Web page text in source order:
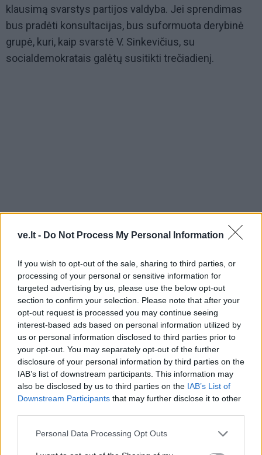
ve.lt - Do Not Process My Personal Information
If you wish to opt-out of the sale, sharing to third parties, or
processing of your personal or sensitive information for
targeted advertising by us, please use the below opt-out
section to confirm your selection. Please note that after your
opt-out request is processed you may continue seeing
interest-based ads based on personal information utilized by
us or personal information disclosed to third parties prior to
your opt-out. You may separately opt-out of the further
disclosure of your personal information by third parties on the
IAB’s list of downstream participants. This information may
also be disclosed by us to third parties on the IAB’s List of
Downstream Participants that may further disclose it to other
Personal Data Processing Opt Outs
klausimą svarstys partijos valdyba. Jei sprendimas
bus pradėti konsultacijas, bus suformuota derybinė
grupė, kuri, kaip svarstė V. Sinkevičius, su
socialdemokratais galėtų susitikti trečiadienį.
kurį laiką paskatino „Nemuno aušros“ atstovų
balsavimas prieš Kapčiamiesčio poligono steigimą.
Dalis socialdemokratų neslėpė nepasitenkinimo, kad
„aušriečių“ lyderis aštriai kritikuoja kai kuriuos jų
ministrus, jo elgesys ir kalbos sukelia neigiamą
rezonansą visuomenėje, be to, jis yra pirmosios
instancijos teismo nuteistas dėl antisemitizmo.
Po 2024 metų Seimo rinkimų valdančiąją koaliciją
demokratais, tačiau pernai rudenį pertvarkė daugumą,